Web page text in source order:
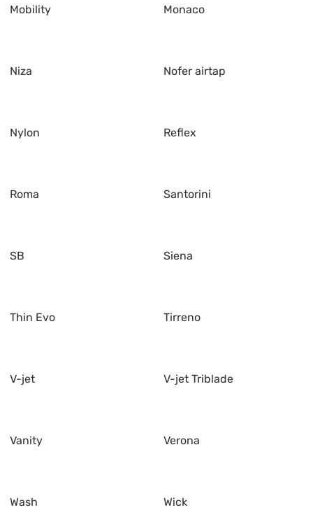
Mobility Monaco
Niza Nofer airtap
Nylon Reflex
Roma Santorini
SB Siena
Thin Evo Tirreno
V-jet V-jet Triblade
Vanity Verona
Wash Wick